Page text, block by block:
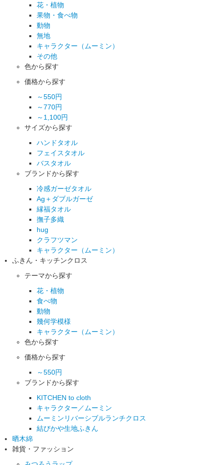
花・植物
果物・食べ物
動物
無地
キャラクター（ムーミン）
その他
色から探す
価格から探す
～550円
～770円
～1,100円
サイズから探す
ハンドタオル
フェイスタオル
バスタオル
ブランドから探す
冷感ガーゼタオル
Ag＋ダブルガーゼ
縁福タオル
撫子多織
hug
クラフツマン
キャラクター（ムーミン）
ふきん・キッチンクロス
テーマから探す
花・植物
食べ物
動物
幾何学模様
キャラクター（ムーミン）
色から探す
価格から探す
～550円
ブランドから探す
KITCHEN to cloth
キャラクター／ムーミン
ムーミンリバーシブルランチクロス
結びかや生地ふきん
晒木綿
雑貨・ファッション